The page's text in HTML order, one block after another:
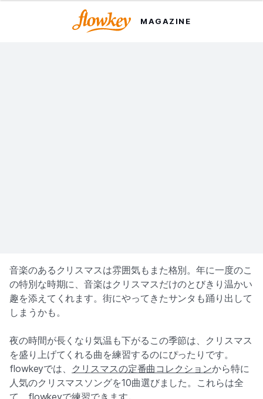
MAGAZINE
音楽のあるクリスマスは雰囲気もまた格別。年に一度のこ
の特別な時期に、音楽はクリスマスだけのとびきり温かい
趣を添えてくれます。街にやってきたサンタも踊り出して
しまうかも。
夜の時間が長くなり気温も下がるこの季節は、クリスマス
を盛り上げてくれる曲を練習するのにぴったりです。
flowkeyでは、 クリスマスの定番曲コレクションから特に
人気のクリスマスソングを10曲選びました。これらは全
て、flowkeyで練習できます。